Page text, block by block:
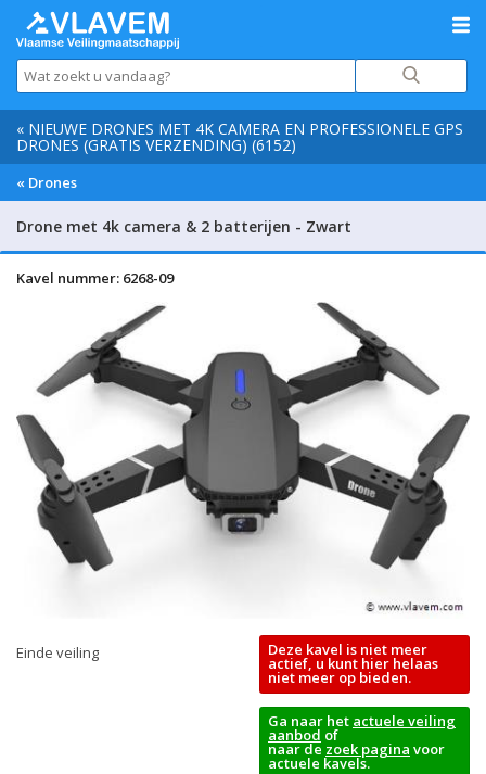
« NIEUWE DRONES MET 4K CAMERA EN PROFESSIONELE GPS
DRONES (GRATIS VERZENDING) (6152)
« Drones
Drone met 4k camera & 2 batterijen - Zwart
Kavel nummer: 6268-09
Einde veiling Deze kavel is niet meer
actief, u kunt hier helaas
niet meer op bieden.
Ga naar het actuele veiling
aanbod of
naar de zoek pagina voor
actuele kavels.